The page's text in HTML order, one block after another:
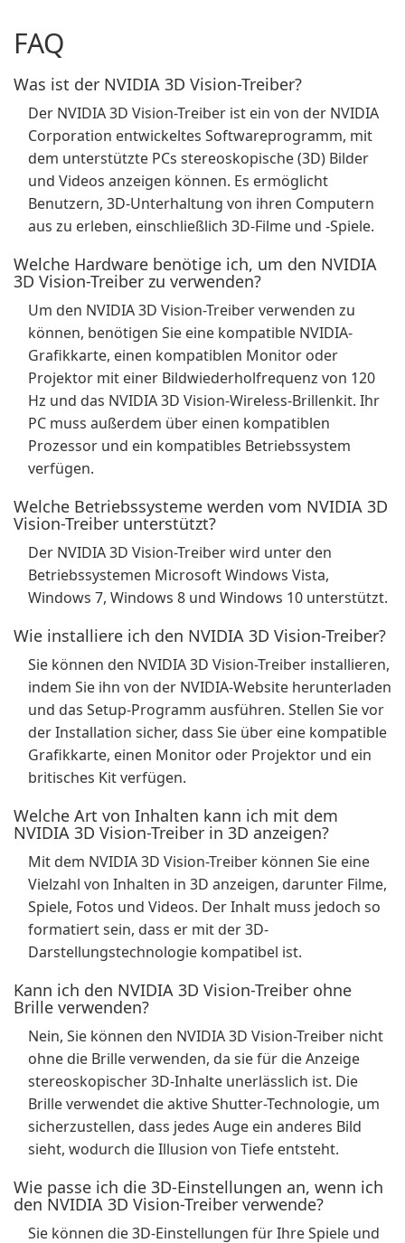
FAQ
Was ist der NVIDIA 3D Vision-Treiber?
Der NVIDIA 3D Vision-Treiber ist ein von der NVIDIA
Corporation entwickeltes Softwareprogramm, mit
dem unterstützte PCs stereoskopische (3D) Bilder
und Videos anzeigen können. Es ermöglicht
Benutzern, 3D-Unterhaltung von ihren Computern
aus zu erleben, einschließlich 3D-Filme und -Spiele.
Welche Hardware benötige ich, um den NVIDIA
3D Vision-Treiber zu verwenden?
Um den NVIDIA 3D Vision-Treiber verwenden zu
können, benötigen Sie eine kompatible NVIDIA-
Grafikkarte, einen kompatiblen Monitor oder
Projektor mit einer Bildwiederholfrequenz von 120
Hz und das NVIDIA 3D Vision-Wireless-Brillenkit. Ihr
PC muss außerdem über einen kompatiblen
Prozessor und ein kompatibles Betriebssystem
verfügen.
Welche Betriebssysteme werden vom NVIDIA 3D
Vision-Treiber unterstützt?
Der NVIDIA 3D Vision-Treiber wird unter den
Betriebssystemen Microsoft Windows Vista,
Windows 7, Windows 8 und Windows 10 unterstützt.
Wie installiere ich den NVIDIA 3D Vision-Treiber?
Sie können den NVIDIA 3D Vision-Treiber installieren,
indem Sie ihn von der NVIDIA-Website herunterladen
und das Setup-Programm ausführen. Stellen Sie vor
der Installation sicher, dass Sie über eine kompatible
Grafikkarte, einen Monitor oder Projektor und ein
britisches Kit verfügen.
Welche Art von Inhalten kann ich mit dem
NVIDIA 3D Vision-Treiber in 3D anzeigen?
Mit dem NVIDIA 3D Vision-Treiber können Sie eine
Vielzahl von Inhalten in 3D anzeigen, darunter Filme,
Spiele, Fotos und Videos. Der Inhalt muss jedoch so
formatiert sein, dass er mit der 3D-
Darstellungstechnologie kompatibel ist.
Kann ich den NVIDIA 3D Vision-Treiber ohne
Brille verwenden?
Nein, Sie können den NVIDIA 3D Vision-Treiber nicht
ohne die Brille verwenden, da sie für die Anzeige
stereoskopischer 3D-Inhalte unerlässlich ist. Die
Brille verwendet die aktive Shutter-Technologie, um
sicherzustellen, dass jedes Auge ein anderes Bild
sieht, wodurch die Illusion von Tiefe entsteht.
Wie passe ich die 3D-Einstellungen an, wenn ich
den NVIDIA 3D Vision-Treiber verwende?
Sie können die 3D-Einstellungen für Ihre Spiele und